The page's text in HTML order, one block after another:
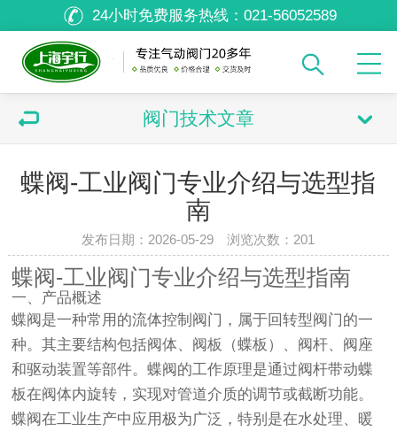
24小时免费服务热线： 021-56052589
阀门技术文章
蝶阀-工业阀门专业介绍与选型指
南
发布日期：2026-05-29 浏览次数： 201
蝶阀-工业阀门专业介绍与选型指南
一、产品概述
蝶阀是一种常用的流体控制阀门，属于回转型阀门的一
种。其主要结构包括阀体、阀板（蝶板）、阀杆、阀座
和驱动装置等部件。蝶阀的工作原理是通过阀杆带动蝶
板在阀体内旋转，实现对管道介质的调节或截断功能。
蝶阀在工业生产中应用极为广泛，特别是在水处理、暖